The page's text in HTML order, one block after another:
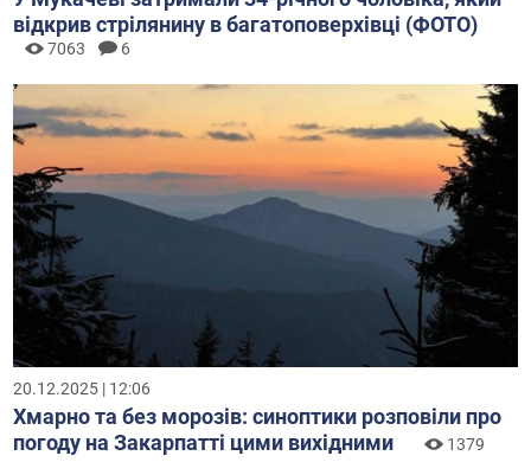
відкрив стрілянину в багатоповерхівці (ФОТО)
7063 6
20.12.2025 | 12:06
Хмарно та без морозів: синоптики розповіли про
погоду на Закарпатті цими вихідними
1379